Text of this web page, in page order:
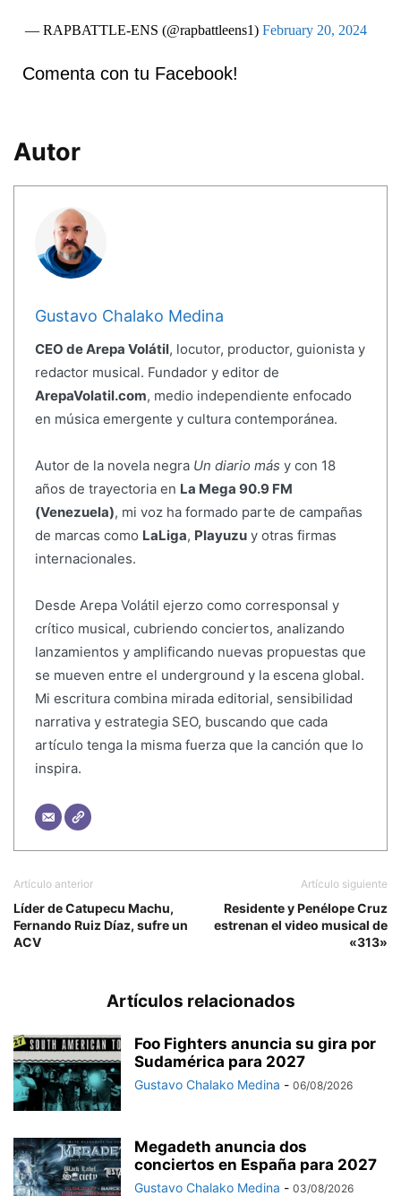
— RAPBATTLE-ENS (@rapbattleens1) February 20, 2024
Comenta con tu Facebook!
Autor
Gustavo Chalako Medina
CEO de Arepa Volátil, locutor, productor, guionista y
redactor musical. Fundador y editor de
ArepaVolatil.com, medio independiente enfocado
en música emergente y cultura contemporánea.
Autor de la novela negra Un diario más y con 18
años de trayectoria en La Mega 90.9 FM
(Venezuela), mi voz ha formado parte de campañas
de marcas como LaLiga, Playuzuy otras firmas
internacionales.
Desde Arepa Volátil ejerzo como corresponsal y
crítico musical, cubriendo conciertos, analizando
lanzamientos y amplificando nuevas propuestas que
se mueven entre el underground y la escena global.
Mi escritura combina mirada editorial, sensibilidad
narrativa y estrategia SEO, buscando que cada
artículo tenga la misma fuerza que la canción que lo
inspira.
Artículo anterior
Líder de Catupecu Machu,
Fernando Ruiz Díaz, sufre un
ACV
Artículo siguiente
Residente y Penélope Cruz
estrenan el video musical de
«313»
Artículos relacionados
Foo Fighters anuncia su gira por
Sudamérica para 2027
Gustavo Chalako Medina - 06/08/2026
Megadeth anuncia dos
conciertos en España para 2027
Gustavo Chalako Medina - 03/08/2026